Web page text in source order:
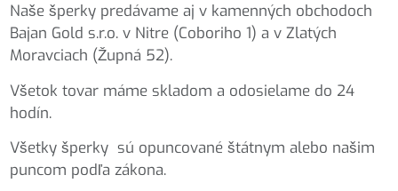
Naše šperky predávame aj v kamenných obchodoch
Bajan Gold s.r.o. v Nitre (Coboriho 1) a v Zlatých
Moravciach (Župná 52).
Všetok tovar máme skladom a odosielame do 24
hodín.
Všetky šperky sú opuncované štátnym alebo našim
puncom podľa zákona.